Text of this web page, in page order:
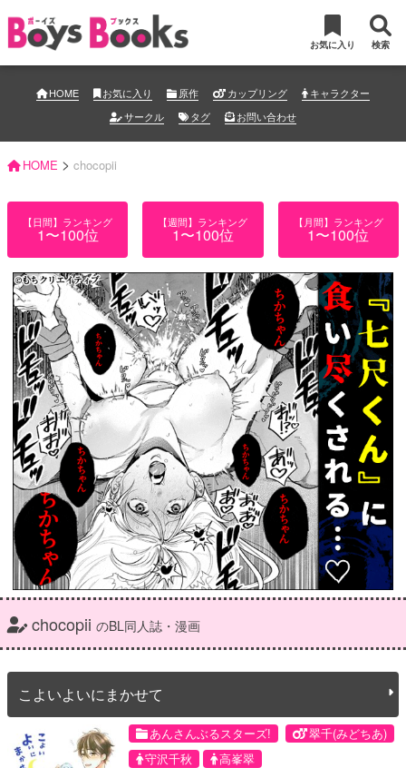
お気に入り 検索
HOME お気に入り 原作 カップリング
キャラクター
サークル
タグ お問い合わせ
HOME > chocopii
【日間】ランキング
1〜100位
【週間】ランキング
1〜100位
【月間】ランキング
1〜100位
chocopii のBL同人誌・漫画
こよいよいにまかせて
あんさんぶるスターズ!
翠千(みどちあ)
守沢千秋
高峯翠